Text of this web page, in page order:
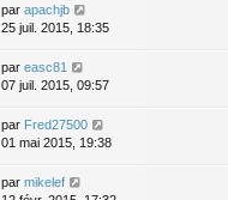
par apachjb
25 juil. 2015, 18:35
par easc81
07 juil. 2015, 09:57
par Fred27500
01 mai 2015, 19:38
par mikelef